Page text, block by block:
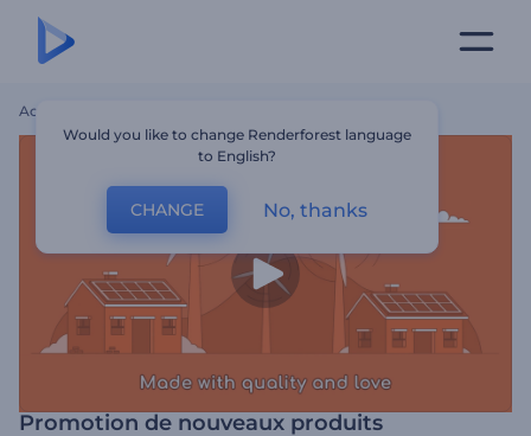
Accueil
Promotion de nouveaux produits
Would you like to change Renderforest language
to English?
CHANGE No, thanks